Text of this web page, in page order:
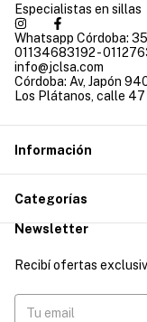
Especialistas en sillas
Whatsapp Córdoba:
01134683192 -
info@jclsa.com
Córdoba: Av, Japón
Los Plátanos, calle
Información
Categorías
Newsletter
Recibí ofertas